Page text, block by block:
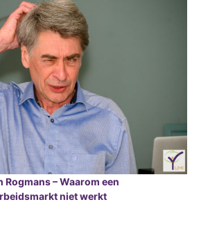
– Waarom een
niet werkt